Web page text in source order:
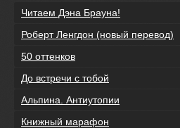
Читаем Дэна Брауна!
Роберт Ленгдон (новый перевод)
50 оттенков
До встречи с тобой
Альпина. Антиутопии
Книжный марафон